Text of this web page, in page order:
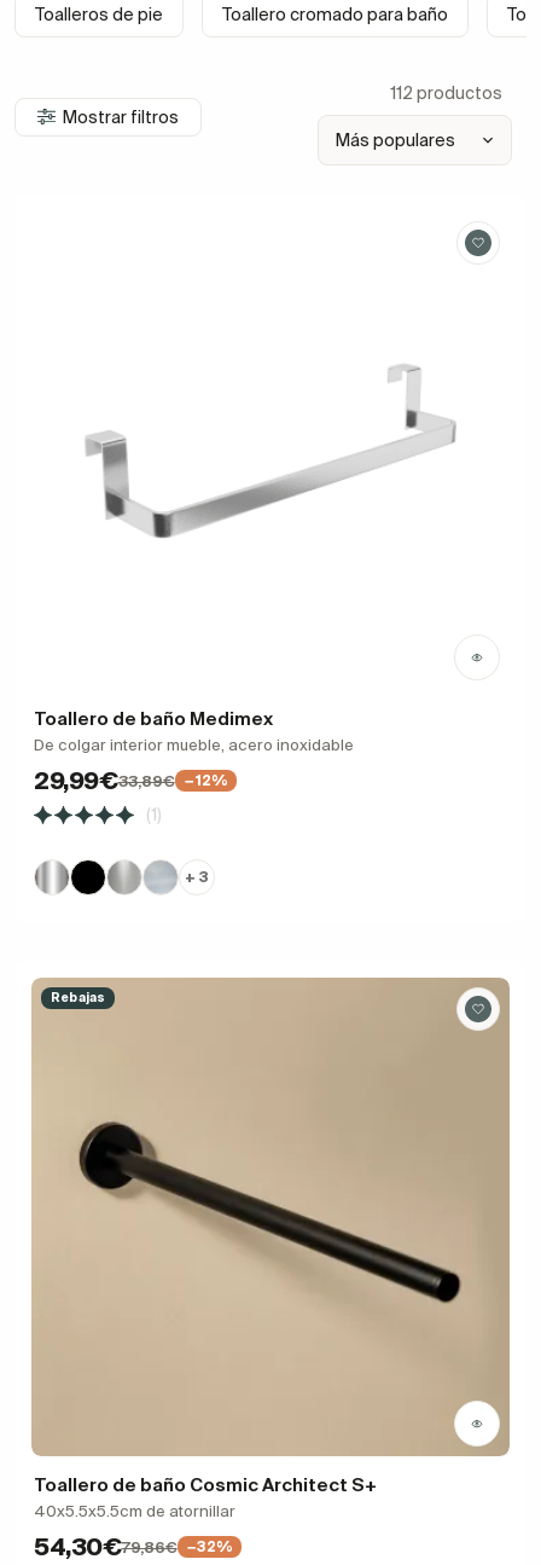
Toalleros de pie Toallero cromado para baño
Mostrar filtros
112 productos
Toallero de baño Medimex
De colgar interior mueble, acero inoxidable
29,99€33,89€ −12%
(1)
+ 3
Rebajas
Toallero de baño Cosmic Architect S+
40x5.5x5.5cm de atornillar
54,30€79,86€ −32%